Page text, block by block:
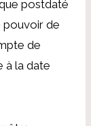
postdaté
pouvoir de
de
à la date